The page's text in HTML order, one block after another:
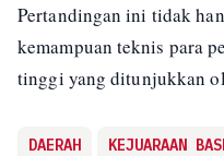
Pertandingan ini tidak
kemampuan teknis para
tinggi yang ditunjukkan
DAERAH KEJUARAAN